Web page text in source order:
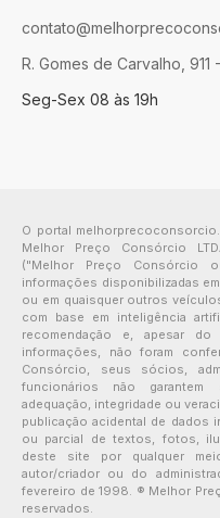
R. Gomes de Carvalho,
Seg-Sex 08 às 19h
O portal
Melhor Preço Consórcio
("Melhor Preço Consórcio
informações disponibilizadas
ou em quaisquer outros
com base em inteligência
recomendação e, apesar
informações, não foram
Consórcio, seus sócios,
funcionários não garantem
adequação, integridade ou
publicação acidental de dados
ou parcial de textos, fotos,
deste site por qualquer
autor/criador ou do
fevereiro de 1998. ® Melhor
reservados.